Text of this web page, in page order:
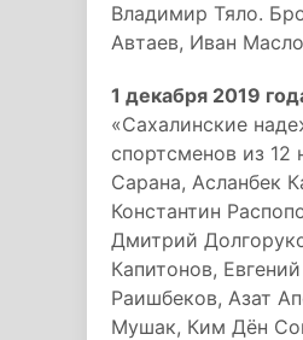
Владимир Тяло.
Автаев, Иван
1 декабря 2019
«Сахалинские
спортсменов из 12
Сарана, Асланбек
Константин
Дмитрий
Капитонов,
Раишбеков, Азат
Мушак, Ким Дён